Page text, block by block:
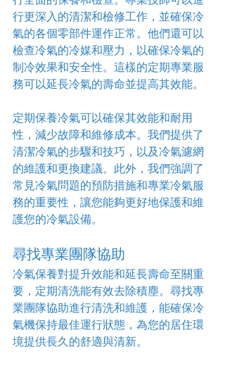
行更深入的清潔和檢修工作，並確保冷
氣的各個零部件運作正常。他們還可以
檢查冷氣的冷媒和壓力，以確保冷氣的
制冷效果和安全性。這樣的定期專業服
務可以延長冷氣的壽命並提高其效能。
定期保養冷氣可以確保其效能和耐用
性，減少故障和維修成本。我們提供了
清潔冷氣的步驟和技巧，以及冷氣濾網
的維護和更換建議。此外，我們強調了
常見冷氣問題的預防措施和專業冷氣服
務的重要性，讓您能夠更好地保護和維
護您的冷氣設備。
尋找專業團隊協助
冷氣保養對提升效能和延長壽命至關重
要，定期清洗能有效去除積塵。尋找專
業團隊協助進行清洗和維護，能確保冷
氣機保持最佳運行狀態，為您的居住環
境提供長久的舒適與清新。